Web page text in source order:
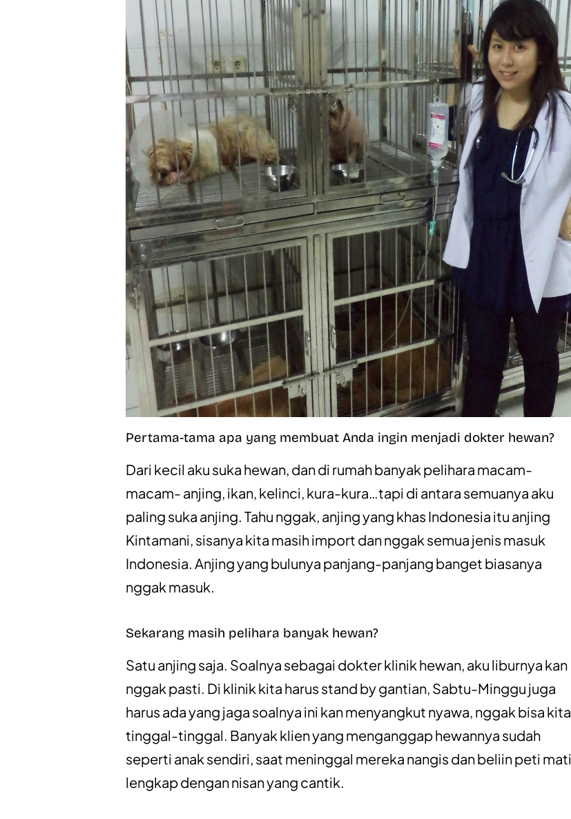
Pertama-tama apa yang membuat Anda ingin menjadi dokter hewan?
Dari kecil aku suka hewan, dan di rumah banyak pelihara macam-
macam- anjing, ikan, kelinci, kura-kura…tapi di antara semuanya aku
paling suka anjing. Tahu nggak, anjing yang khas Indonesia itu anjing
Kintamani, sisanya kita masih import dan nggak semua jenis masuk
Indonesia. Anjing yang bulunya panjang-panjang banget biasanya
nggak masuk.
Sekarang masih pelihara banyak hewan?
Satu anjing saja. Soalnya sebagai dokter klinik hewan, aku liburnya kan
nggak pasti. Di klinik kita harus stand by gantian, Sabtu-Minggu juga
harus ada yang jaga soalnya ini kan menyangkut nyawa, nggak bisa kita
tinggal-tinggal. Banyak klien yang menganggap hewannya sudah
seperti anak sendiri, saat meninggal mereka nangis dan beliin peti mati
lengkap dengan nisan yang cantik.